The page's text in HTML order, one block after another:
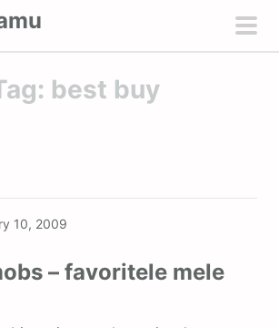
best buy
10, 2009
– favoritele mele